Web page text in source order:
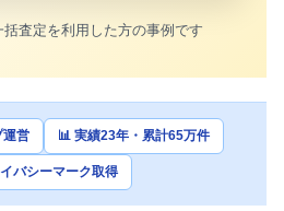
査定を利用した方の事例です
運営 📊 実績23年・累計65万件
イバシーマーク取得